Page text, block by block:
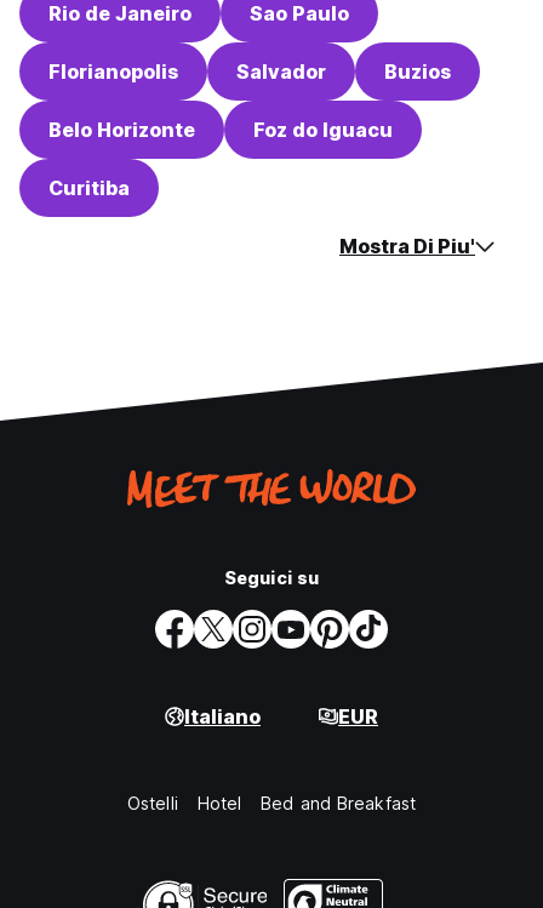
Rio de Janeiro Sao Paulo
Florianopolis Salvador Buzios
Belo Horizonte Foz do Iguacu
Curitiba
Mostra Di Piu'
Seguici su
Italiano EUR
Ostelli Hotel Bed and Breakfast